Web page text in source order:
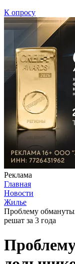
К опросу
Реклама
Главная
Новости
Жилье
Проблему
решат за 3 года